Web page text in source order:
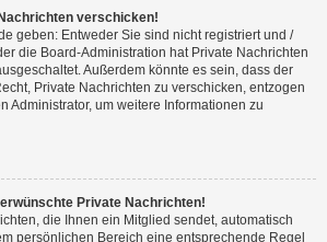
verschicken!
geben: Entweder Sie sind nicht registriert und /
die Board-Administration hat Private Nachrichten
Außerdem könnte es sein, dass der
Private Nachrichten zu verschicken, entzogen
Administrator, um weitere Informationen zu
Private Nachrichten!
die Ihnen ein Mitglied sendet, automatisch
persönlichen Bereich eine entsprechende Regel